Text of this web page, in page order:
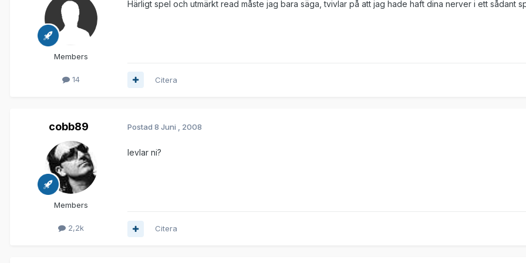
Members
14
Härligt spel och utmärkt read måste jag bara säga, tvivlar på att jag hade haft dina nerver i ett sådant
Citera
cobb89
Members
2,2k
Postad 8 Juni , 2008
levlar ni?
Citera